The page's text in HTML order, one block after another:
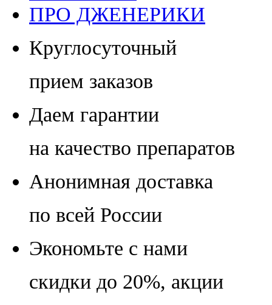
ПРО ДЖЕНЕРИКИ
Круглосуточный
прием заказов
Даем гарантии
на качество препаратов
Анонимная доставка
по всей России
Экономьте с нами
скидки до 20%, акции